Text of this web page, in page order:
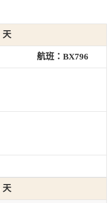
BX796